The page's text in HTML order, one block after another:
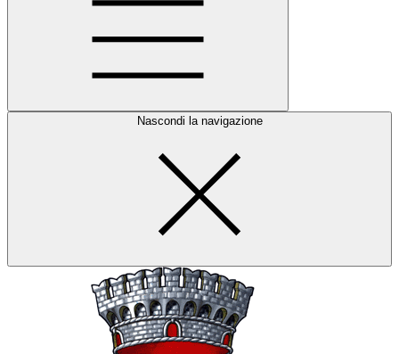
Nascondi la navigazione